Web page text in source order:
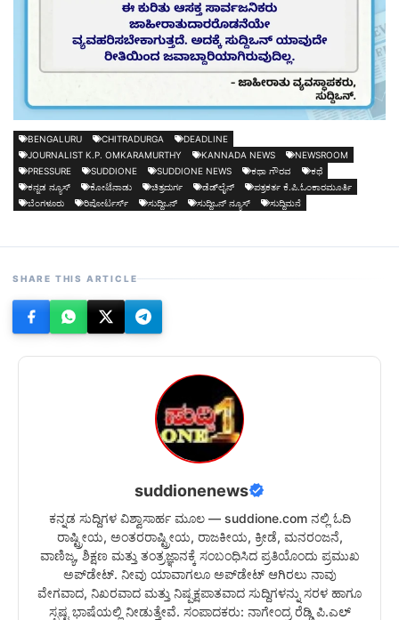
BENGALURU CHITRADURGA
DEADLINE
JOURNALIST K.P. OMKARAMURTHY
KANNADA NEWS
NEWSROOM
PRESSURE
SUDDIONE SUDDIONE NEWS ಕಥಾ ಗೌರವ
ಕಥೆ
ಕನ್ನಡ ನ್ಯೂಸ್
ಕೋಟೆನಾಡು ಚಿತ್ರದುರ್ಗ ಡೆಡ್‌ಲೈನ್
ಪತ್ರಕರ್ತ ಕೆ.ಪಿ.ಓಂಕಾರಮೂರ್ತಿ
ಬೆಂಗಳೂರು
ರಿಪೋರ್ಟರ್ಸ್ ಸುದ್ದಿಒನ್ ಸುದ್ದಿಒನ್ ನ್ಯೂಸ್ ಸುದ್ದಿಮನೆ
SHARE THIS ARTICLE
suddionenews
ಕನ್ನಡ ಸುದ್ದಿಗಳ ವಿಶ್ವಾಸಾರ್ಹ ಮೂಲ — suddione.com ನಲ್ಲಿ ಓದಿ
ರಾಷ್ಟ್ರೀಯ, ಅಂತರರಾಷ್ಟ್ರೀಯ, ರಾಜಕೀಯ, ಕ್ರೀಡೆ, ಮನರಂಜನೆ,
ವಾಣಿಜ್ಯ, ಶಿಕ್ಷಣ ಮತ್ತು ತಂತ್ರಜ್ಞಾನಕ್ಕೆ ಸಂಬಂಧಿಸಿದ ಪ್ರತಿಯೊಂದು ಪ್ರಮುಖ
ಅಪ್‌ಡೇಟ್. ನೀವು ಯಾವಾಗಲೂ ಅಪ್‌ಡೇಟ್ ಆಗಿರಲು ನಾವು
ವೇಗವಾದ, ನಿಖರವಾದ ಮತ್ತು ನಿಷ್ಪಕ್ಷಪಾತವಾದ ಸುದ್ದಿಗಳನ್ನು ಸರಳ ಹಾಗೂ
ಸ್ಪಷ್ಟ ಭಾಷೆಯಲ್ಲಿ ನೀಡುತ್ತೇವೆ. ಸಂಪಾದಕರು: ನಾಗೇಂದ್ರ ರೆಡ್ಡಿ ಪಿ.ಎಲ್